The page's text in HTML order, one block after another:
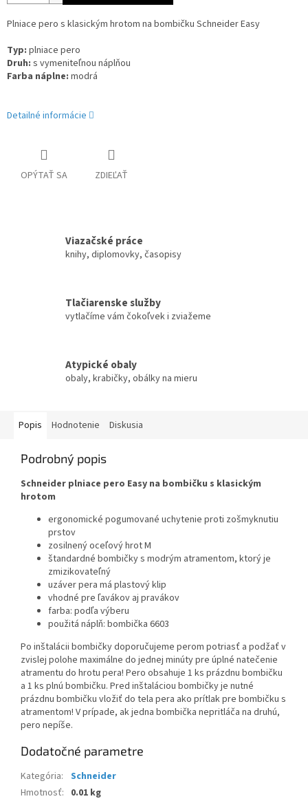
Plniace pero s klasickým hrotom na bombičku Schneider Easy
Typ: plniace pero
Druh: s vymeniteľnou náplňou
Farba náplne: modrá
Detailné informácie
OPÝTAŤ SA ZDIEĽAŤ
Viazačské práce
knihy, diplomovky, časopisy
Tlačiarenske služby
vytlačíme vám čokoľvek i zviažeme
Atypické obaly
obaly, krabičky, obálky na mieru
Popis Hodnotenie Diskusia
Podrobný popis
Schneider plniace pero Easy na bombičku s klasickým
hrotom
ergonomické pogumované uchytenie proti zošmyknutiu
prstov
zosilnený oceľový hrot M
štandardné bombičky s modrým atramentom, ktorý je
zmizikovateľný
uzáver pera má plastový klip
vhodné pre ľavákov aj pravákov
farba: podľa výberu
použitá náplň: bombička 6603
Po inštalácii bombičky doporučujeme perom potriasť a podžať v
zvislej polohe maximálne do jednej minúty pre úplné natečenie
atramentu do hrotu pera! Pero obsahuje 1 ks prázdnu bombičku
a 1 ks plnú bombičku. Pred inštaláciou bombičky je nutné
prázdnu bombičku vložiť do tela pera ako prítlak pre bombičku s
atramentom! V prípade, ak jedna bombička nepritláča na druhú,
pero nepíše.
Dodatočné parametre
Kategória: Schneider
Hmotnosť: 0.01 kg